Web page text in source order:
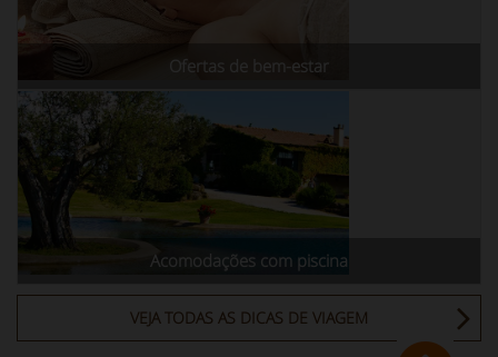
Ofertas de bem-estar
Acomodações com piscina
VEJA TODAS AS DICAS DE VIAGEM